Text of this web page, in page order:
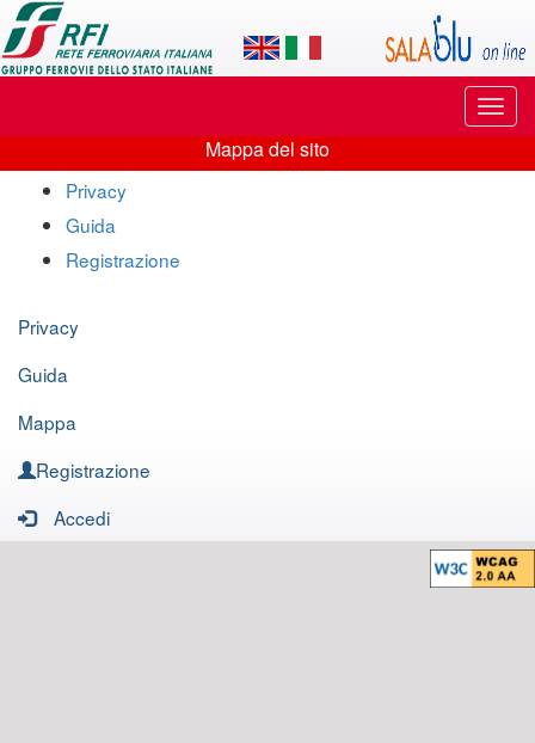
Applicazione
SalaBlu
Online
di
Rete
Ferroviaria
Italiana
di
Mappa
sito
Mappa del sito
Privacy
Guida
Registrazione
Privacy
Guida
Mappa
Registrazione
Accedi